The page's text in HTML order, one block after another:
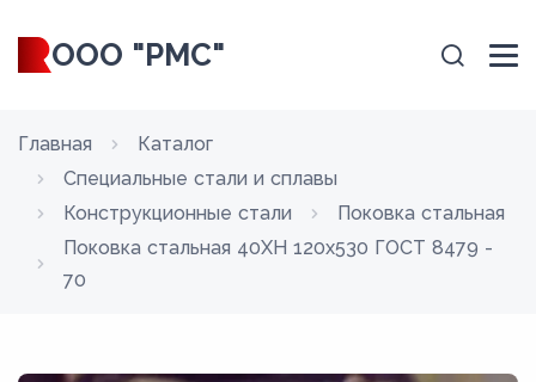
ООО "РМС"
Главная
Каталог
Специальные стали и сплавы
Конструкционные стали
Поковка стальная
Поковка стальная 40ХН 120x530 ГОСТ 8479 -
70